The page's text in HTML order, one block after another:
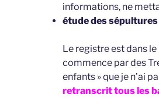
informations, ne
étude des
Le registre est dans
commence par des
enfants » que je n’ai
retranscrit tous les